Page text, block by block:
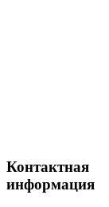
Контактная
информация